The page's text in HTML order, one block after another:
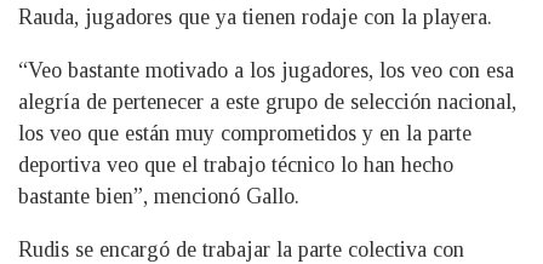
Rauda, jugadores que ya tienen rodaje con la playera.
“Veo bastante motivado a los jugadores, los veo con esa
alegría de pertenecer a este grupo de selección nacional,
los veo que están muy comprometidos y en la parte
deportiva veo que el trabajo técnico lo han hecho
bastante bien”, mencionó Gallo.
Rudis se encargó de trabajar la parte colectiva con